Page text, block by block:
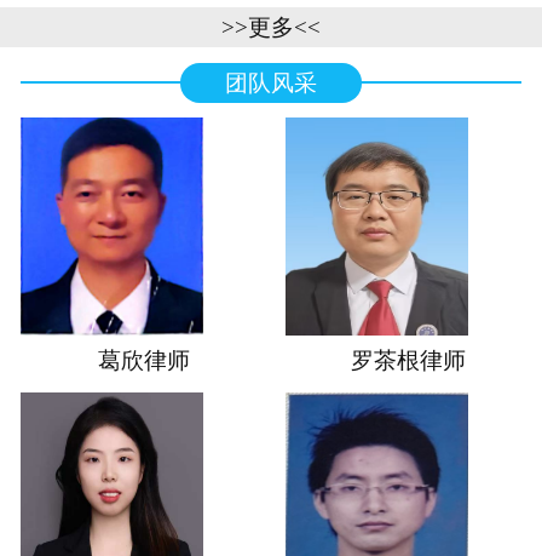
>>更多<<
团队风采
葛欣律师 罗茶根律师